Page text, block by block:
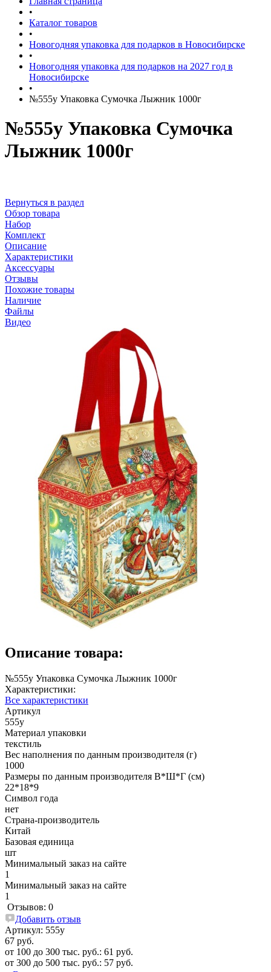
•
Каталог товаров
•
Новогодняя упаковка для подарков в Новосибирске
•
Новогодняя упаковка для подарков на 2027 год в
Новосибирске
•
№555у Упаковка Сумочка Лыжник 1000г
№555у Упаковка Сумочка
Лыжник 1000г
Вернуться в раздел
Обзор товара
Набор
Комплект
Описание
Характеристики
Аксессуары
Отзывы
Похожие товары
Наличие
Файлы
Видео
Описание товара:
№555у Упаковка Сумочка Лыжник 1000г
Характеристики:
Все характеристики
Артикул
555у
Материал упаковки
текстиль
Вес наполнения по данным производителя (г)
1000
Размеры по данным производителя В*Ш*Г (см)
22*18*9
Символ года
нет
Страна-производитель
Китай
Базовая единица
шт
Минимальный заказ на сайте
1
Минимальный заказ на сайте
1
Отзывов: 0
Добавить отзыв
Артикул: 555у
67 руб.
от 100 до 300 тыс. руб.: 61 руб.
от 300 до 500 тыс. руб.: 57 руб.